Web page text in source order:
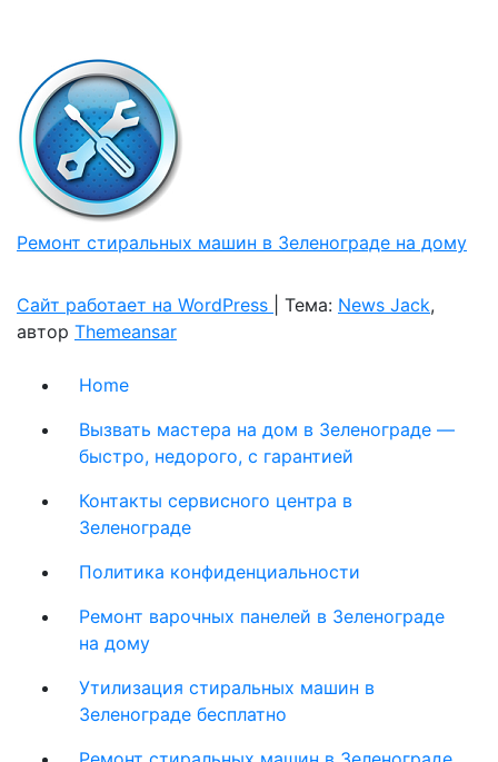
Ремонт стиральных машин в Зеленограде на дому
Сайт работает на WordPress Тема: News Jack,
автор Themeansar
Home
Вызвать мастера на дом в Зеленограде —
быстро, недорого, с гарантией
Контакты сервисного центра в
Зеленограде
Политика конфиденциальности
Ремонт варочных панелей в Зеленограде
на дому
Утилизация стиральных машин в
Зеленограде бесплатно